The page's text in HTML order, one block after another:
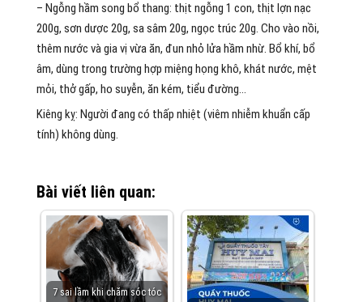
– Ngỗng hầm song bổ thang: thịt ngỗng 1 con, thịt lợn nạc
200g, sơn dược 20g, sa sâm 20g, ngọc trúc 20g. Cho vào nồi,
thêm nước và gia vị vừa ăn, đun nhỏ lửa hầm nhừ. Bổ khí, bổ
âm, dùng trong trường hợp miệng họng khô, khát nước, mệt
mỏi, thở gấp, ho suyễn, ăn kém, tiểu đường…
Kiêng kỵ: Người đang có thấp nhiệt (viêm nhiễm khuẩn cấp
tính) không dùng.
Bài viết liên quan:
7 sai lầm khi chăm sóc tóc